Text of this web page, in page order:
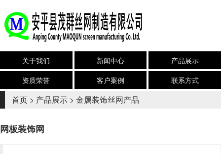
关于我们 新闻中心
产品展示
资质荣誉
客户案例 联系方式
首页 > 产品展示 > 金属装饰丝网产品
网板装饰网